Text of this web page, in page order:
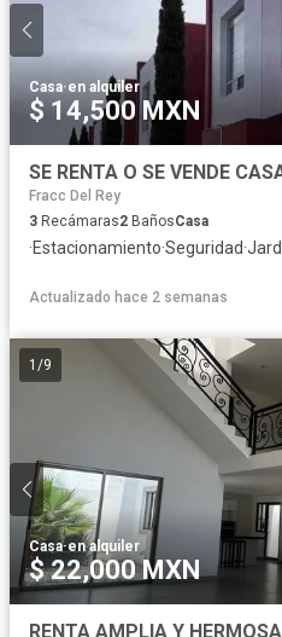
Casa·en alquiler
$ 14,500 MXN
Fracc Del Rey
3 Recámaras2 BañosCasa
·Estacionamiento·Seguridad·
Actualizado hace 2 semanas
1 /9
Casa·en alquiler
$ 22,000 MXN
RENTA AMPLIA Y